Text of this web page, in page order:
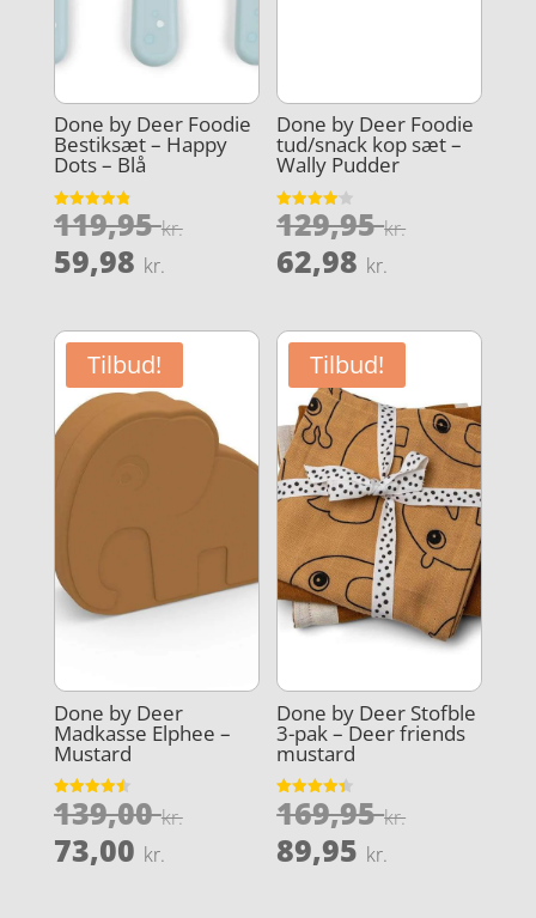
Done by Deer Foodie
Bestiksæt – Happy
Dots – Blå
Vurderet
4.9
119,95kr.Den
oprindelige
119,95 kr..
59,98 kr.
pris
er:
59,98 kr..
Done by Deer Foodie
tud/snack kop sæt –
Wally Pudder
Vurderet
4.1
129,95kr.Den
129,95
62,98 kr.
pris
er:
62,98 kr..
Tilbud!
Done by Deer
Madkasse Elphee –
Mustard
Vurderet
4.5
139,00kr.Den
oprindelige
73,00 kr.
Tilbud!
Done by Deer Stofble
3-pak – Deer friends
mustard
Vurderet
4.4
169,95kr.Den
89,95 kr.